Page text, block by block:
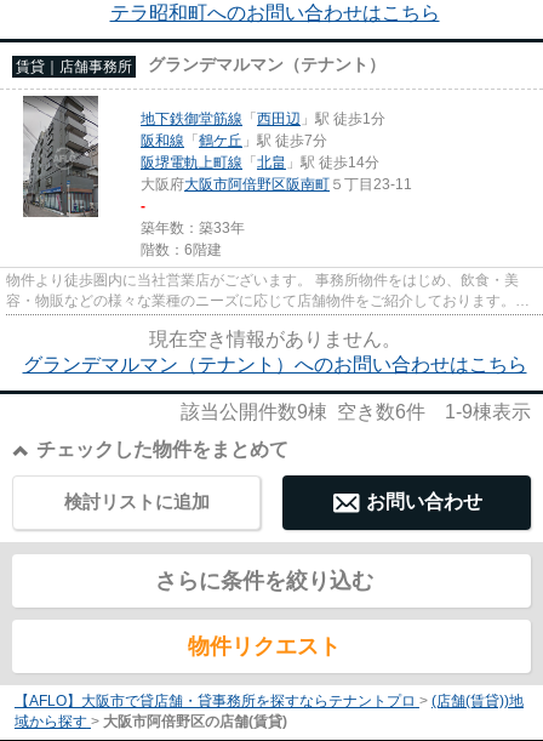
テラ昭和町へのお問い合わせはこちら
賃貸｜店舗事務所 グランデマルマン（テナント）
地下鉄御堂筋線 「西田辺 」駅 徒歩1分
阪和線 「鶴ケ丘 」駅 徒歩7分
阪堺電軌上町線 「北畠 」駅 徒歩14分
大阪府大阪市阿倍野区阪南町 ５丁目23-11
-
築年数：築33年
階数：6階建
物件より徒歩圏内に当社営業店がございます。 事務所物件をはじめ、飲食・美
容・物販などの様々な業種のニーズに応じて店舗物件をご紹介しております。
尚、弊社ではおとり広告は一切...
現在空き情報がありません。
グランデマルマン（テナント）へのお問い合わせはこちら
該当公開件数9棟 空き数6件 1-9棟表示
チェックした物件をまとめて
お問い合わせ
検討リストに追加
さらに条件を絞り込む
物件リクエスト
【AFLO】大阪市で貸店舗・貸事務所を探すならテナントプロ > (店舗(賃貸))地
域から探す > 大阪市阿倍野区の店舗(賃貸)